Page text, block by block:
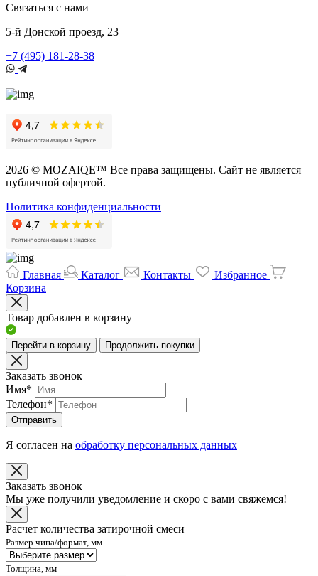
Связаться с нами
5-й Донской проезд, 23
+7 (495) 181-28-38
2026 © MOZAIQE™ Все права защищены. Сайт не является
публичной офертой.
Политика конфиденциальности
Главная Каталог Контакты
Избранное
Корзина
Товар добавлен в корзину
Перейти в корзину Продолжить покупки
Заказать звонок
Имя*
Телефон*
Отправить
Я согласен на обработку персональных данных
Заказать звонок
Мы уже получили уведомление и скоро с вами свяжемся!
Расчет количества затирочной смеси
Размер чипа/формат, мм
Толщина, мм